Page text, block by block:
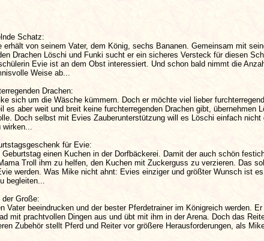
Schatz:
erhält von seinem Vater, dem König, sechs Bananen. Gemeinsam mit
Drachen Löschi und Funki sucht er ein sicheres Versteck für diesen
Evie ist an dem Obst interessiert. Und schon bald nimmt die
Weise ab...
Drachen:
sich um die Wäsche kümmern. Doch er möchte viel lieber
es aber weit und breit keine furchterregenden Drachen gibt, übernehmen
Doch selbst mit Evies Zauberunterstützung will es Löschi einfach nicht
für Evie:
einen Kuchen in der Dorfbäckerei. Damit der auch schön
Troll ihm zu helfen, den Kuchen mit Zuckerguss zu verzieren. Das
werden. Was Mike nicht ahnt: Evies einziger und größter Wunsch ist
begleiten...
der Große:
Vater beeindrucken und der bester Pferdetrainer im Königreich werden.
mit prachtvollen Dingen aus und übt mit ihm in der Arena. Doch das
Zubehör stellt Pferd und Reiter vor größere Herausforderungen, als